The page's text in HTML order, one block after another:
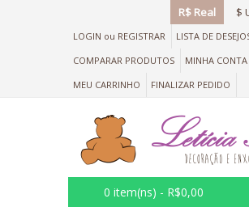
R$ Real $
LOGIN ou REGISTRAR
LISTA DE
COMPARAR PRODUTOS
MINHA CONTA
MEU CARRINHO
FINALIZAR PEDIDO
0 item(ns) - R$0,00